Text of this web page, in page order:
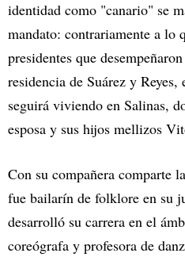
identidad como "canario" se
mandato: contrariamente a lo
presidentes que
residencia de Suárez y
seguirá viviendo en Salinas,
esposa y sus hijos mellizos
Con su compañera comparte
fue bailarín de folklore en su
desarrolló su carrera en el
coreógrafa y profesora de